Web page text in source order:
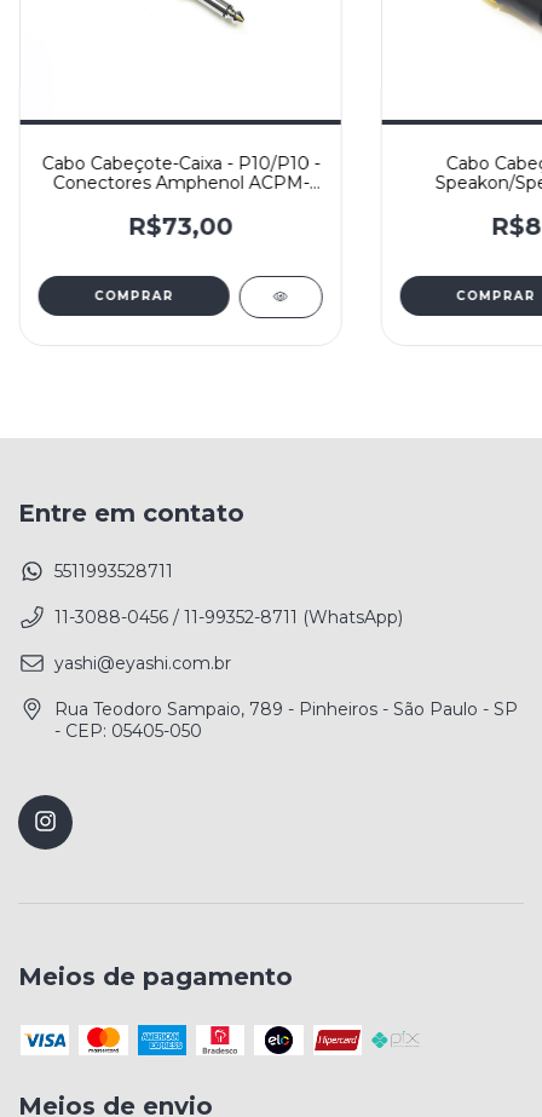
Cabo Cabeçote-Caixa - P10/P10 -
Conectores Amphenol ACPM-
comando 2x1,5mm² - Yashi
R$73,00
COMPRAR
Cabo
Speakon/
e
COMPRAR
Entre em contato
5511993528711
11-3088-0456 / 11-99352-8711 (WhatsApp)
yashi@eyashi.com.br
Rua Teodoro Sampaio, 789 - Pinheiros - São Paulo - SP
- CEP: 05405-050
Meios de pagamento
Meios de envio